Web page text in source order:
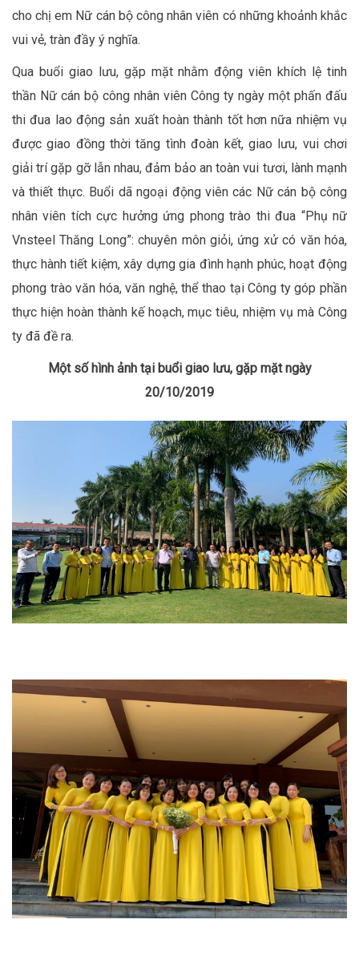
cho chị em Nữ cán bộ công nhân viên có những khoảnh khắc
vui vẻ, tràn đầy ý nghĩa.
Qua buổi giao lưu, gặp mặt nhằm động viên khích lệ tinh
thần Nữ cán bộ công nhân viên Công ty ngày một phấn đấu
thi đua lao động sản xuất hoàn thành tốt hơn nữa nhiệm vụ
được giao đồng thời tăng tình đoàn kết, giao lưu, vui chơi
giải trí gặp gỡ lẫn nhau, đảm bảo an toàn vui tươi, lành mạnh
và thiết thực. Buổi dã ngoại động viên các Nữ cán bộ công
nhân viên tích cực hưởng ứng phong trào thi đua “Phụ nữ
Vnsteel Thăng Long”: chuyên môn giỏi, ứng xử có văn hóa,
thực hành tiết kiệm, xây dựng gia đình hạnh phúc, hoạt động
phong trào văn hóa, văn nghệ, thể thao tại Công ty góp phần
thực hiện hoàn thành kế hoạch, mục tiêu, nhiệm vụ mà Công
ty đã đề ra.
Một số hình ảnh tại buổi giao lưu, gặp mặt ngày
20/10/2019